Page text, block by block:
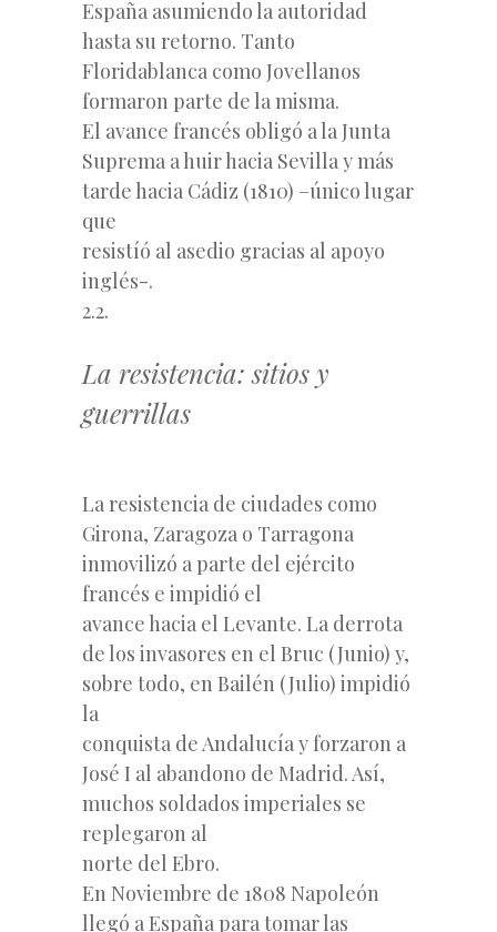
España asumiendo la autoridad
hasta su retorno. Tanto
Floridablanca como Jovellanos
formaron parte de la misma.
El avance francés obligó a la Junta
Suprema a huir hacia Sevilla y más
tarde hacia Cádiz (1810) –único lugar
que
resistíó al asedio gracias al apoyo
inglés-.
2.2.
La resistencia: sitios y
guerrillas
La resistencia de ciudades como
Girona, Zaragoza o Tarragona
inmovilizó a parte del ejército
francés e impidió el
avance hacia el Levante. La derrota
de los invasores en el Bruc (Junio) y,
sobre todo, en Bailén (Julio) impidió
la
conquista de Andalucía y forzaron a
José I al abandono de Madrid. Así,
muchos soldados imperiales se
replegaron al
norte del Ebro.
En Noviembre de 1808 Napoleón
llegó a España para tomar las